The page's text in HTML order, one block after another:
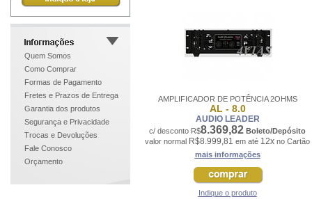
Quem Somos
Como Comprar
Formas de Pagamento
Fretes e Prazos de Entrega
Garantia dos produtos
Segurança e Privacidade
Trocas e Devoluções
Fale Conosco
Orçamento
AMPLIFICADOR DE POTÊNCIA 2OHMS
AL - 8.0
AUDIO LEADER
c/ desconto R$8.369,82 Boleto/Depósito
valor normal R$8.999,81 em até 12x no Cartão
mais informações
Indique o produto